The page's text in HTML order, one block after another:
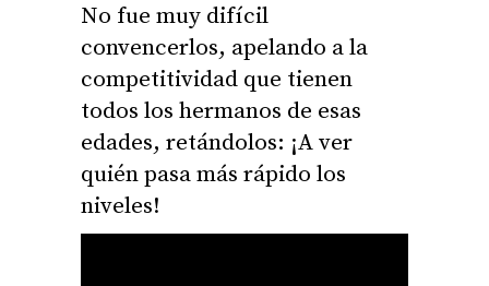
No fue muy difícil
convencerlos, apelando a la
competitividad que tienen
todos los hermanos de esas
edades, retándolos: ¡A ver
quién pasa más rápido los
niveles!